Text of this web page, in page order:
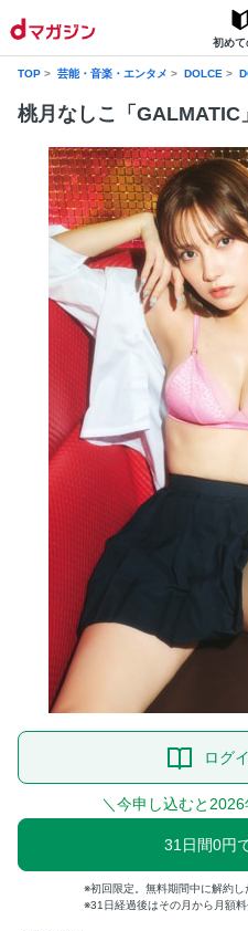
初めて
TOP 芸能・音楽・エンタメ DOLCE
桃月なしこ「GALMATIC」
ログ
＼今申し込むと
31日間0円
初回限定。無料期間中に解約し
31日経過後はその月から月額